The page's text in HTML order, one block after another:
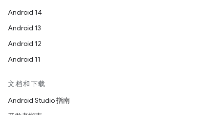
Android 14
Android 13
Android 12
Android 11
文档和下载
Android Studio 指南